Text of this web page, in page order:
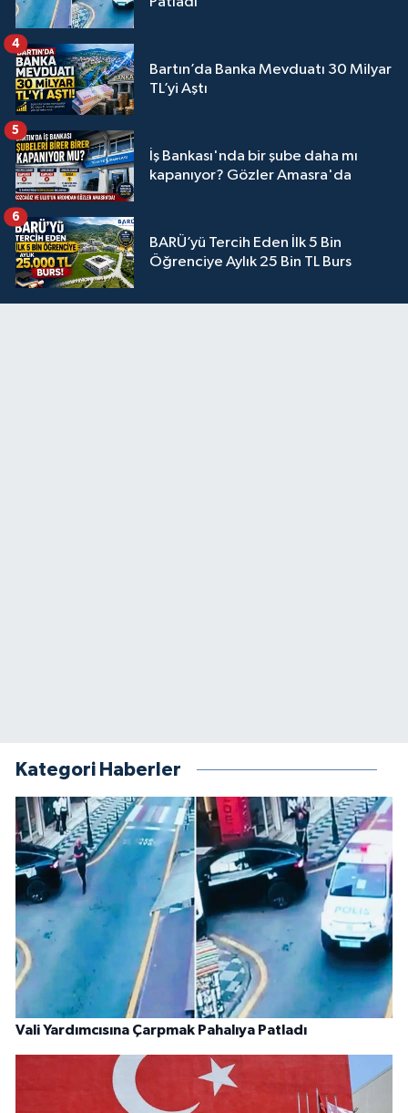
Bartın’da Banka Mevduatı 30 Milyar
TL’yi Aştı
4
İş Bankası'nda bir şube daha mı
kapanıyor? Gözler Amasra'da
5
BARÜ’yü Tercih Eden İlk 5 Bin
Öğrenciye Aylık 25 Bin TL Burs
6
Kategori Haberler
Vali Yardımcısına Çarpmak Pahalıya Patladı